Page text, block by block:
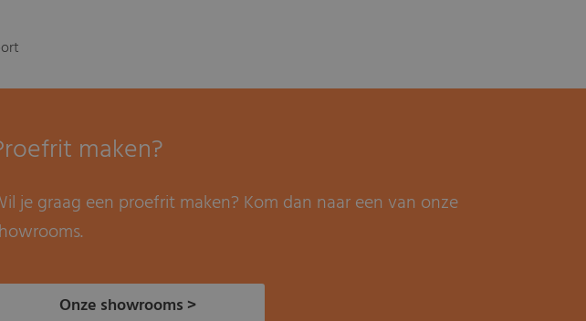
maken?
je graag een proefrit maken? Kom dan naar een van onze
Onze showrooms >